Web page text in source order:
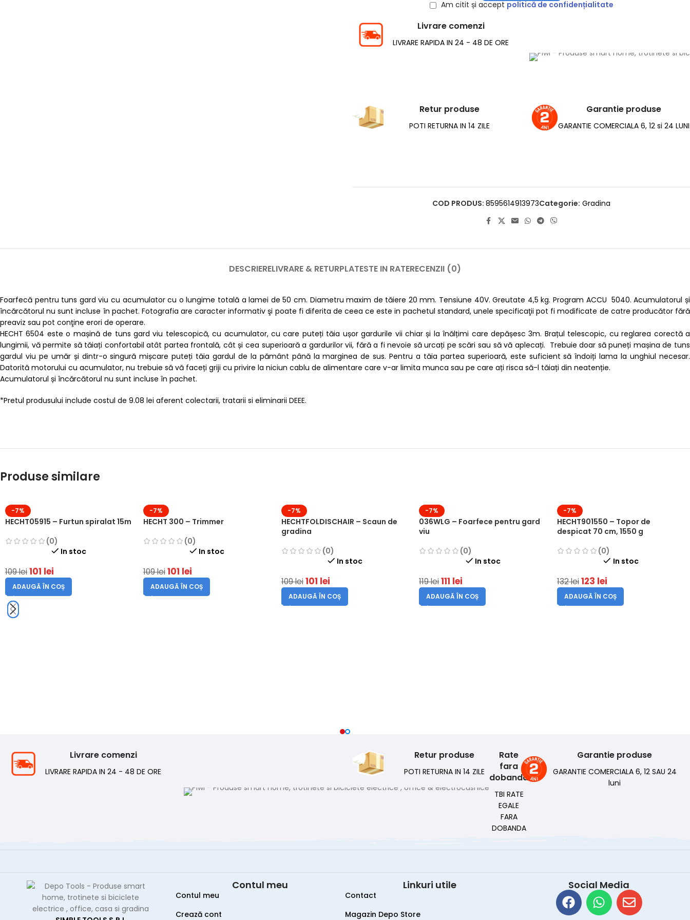
Am citit și accept politică de confidențialitate
Livrare comenzi
LIVRARE RAPIDA IN 24 - 48 DE ORE
Retur produse
POTI RETURNA IN 14 ZILE
Garantie produse
GARANTIE COMERCIALA 6, 12 si 24 LUNI
COD PRODUS: 8595614913973Categorie: Gradina
DESCRIERELIVRARE & RETURPLATESTE IN RATERECENZII (0)
Foarfecă pentru tuns gard viu cu acumulator cu o lungime totală a lamei de 50 cm. Diametru maxim de tăiere 20 mm. Tensiune 40V. Greutate 4,5 kg. Program ACCU 5040. Acumulatorul și
încărcătorul nu sunt incluse în pachet. Fotografia are caracter informativ şi poate fi diferita de ceea ce este in pachetul standard, unele specificaţii pot fi modificate de catre producător fără
preaviz sau pot conţine erori de operare.
HECHT 6504 este o mașină de tuns gard viu telescopică, cu acumulator, cu care puteți tăia ușor gardurile vii chiar și la înălțimi care depășesc 3m. Brațul telescopic, cu reglarea corectă a
lungimii, vă permite să tăiați confortabil atât partea frontală, cât și cea superioară a gardurilor vii, fără a fi nevoie să urcați pe scări sau să vă aplecați. Trebuie doar să puneți mașina de tuns
gardul viu pe umăr și dintr-o singură mișcare puteți tăia gardul de la pământ până la marginea de sus. Pentru a tăia partea superioară, este suficient să îndoiți lama la unghiul necesar.
Datorită motorului cu acumulator, nu trebuie să vă faceți griji cu privire la niciun cablu de alimentare care v-ar limita munca sau pe care ați risca să-l tăiați din neatenție.
Acumulatorul și încărcătorul nu sunt incluse în pachet.
*Pretul produsului include costul de 9.08 lei aferent colectarii, tratarii si eliminarii DEEE.
Produse similare
-7%
HECHT05915 – Furtun spiralat 15m
(0)
In stoc
109lei101 lei
ADAUGĂ ÎN COȘ
-7%
HECHT 300 – Trimmer
(0)
In stoc
109lei 101 lei
ADAUGĂ ÎN COȘ
-7%
HECHTFOLDISCHAIR – Scaun de
gradina
(0)
In stoc
109lei 101 lei
ADAUGĂ ÎN COȘ
-7%
036WLG – Foarfece pentru gard
viu
(0)
In stoc
119lei111 lei
ADAUGĂ ÎN COȘ
-7%
HECHT901550 – Topor de
despicat 70 cm, 1550 g
(0)
In stoc
132lei123 lei
ADAUGĂ ÎN COȘ
Livrare comenzi
LIVRARE RAPIDA IN 24 - 48 DE ORE
Rate
fara
dobanda
TBI RATE
EGALE
FARA
DOBANDA
Retur produse
POTI RETURNA IN 14 ZILE
Garantie produse
GARANTIE COMERCIALA 6, 12 SAU 24
luni
Contul meu
Contul meu
Crează cont
Linkuri utile
Contact
Magazin Depo Store
Social Media